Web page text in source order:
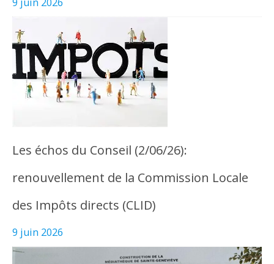
9 juin 2026
Les échos du Conseil (2/06/26):
renouvellement de la Commission Locale
des Impôts directs (CLID)
9 juin 2026